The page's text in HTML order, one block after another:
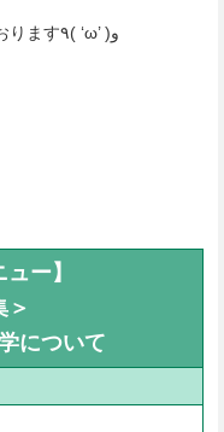
お問い合わせ、お待ちしております٩( ‘ω’ )و
ー】
＞
について